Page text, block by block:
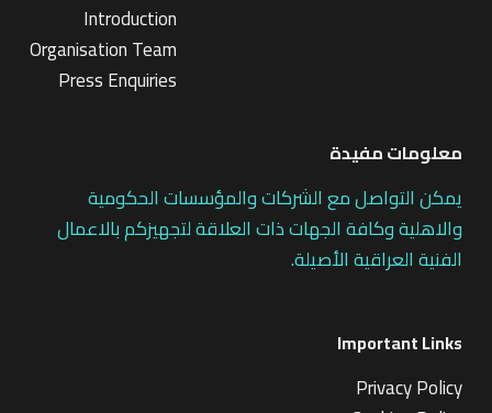
Introduction
Organisation Team
Press Enquiries
معلومات مفيدة
يمكن التواصل مع الشركات والمؤسسات الحكومية
والاهلية وكافة الجهات ذات العلاقة لتجهيزكم بالاعمال
الفنية العراقية الأصيلة.
Important Links
Privacy Policy